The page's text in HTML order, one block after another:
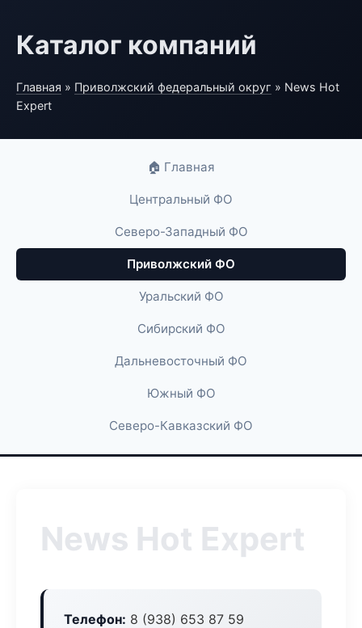
Каталог компаний
Главная » Приволжский федеральный округ » News Hot
Expert
🏠 Главная
Центральный ФО
Северо-Западный ФО
Приволжский ФО
Уральский ФО
Сибирский ФО
Дальневосточный ФО
Южный ФО
Северо-Кавказский ФО
News Hot Expert
Телефон: 8 (938) 653 87 59